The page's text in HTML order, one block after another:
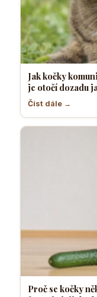
Jak kočky
je otočí dozadu
Číst dále →
Proč se kočky